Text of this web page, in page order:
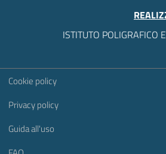
ISTITUTO POLIGRAFICO
Sezione Link Utili
Cookie policy
Privacy policy
Guida all'uso